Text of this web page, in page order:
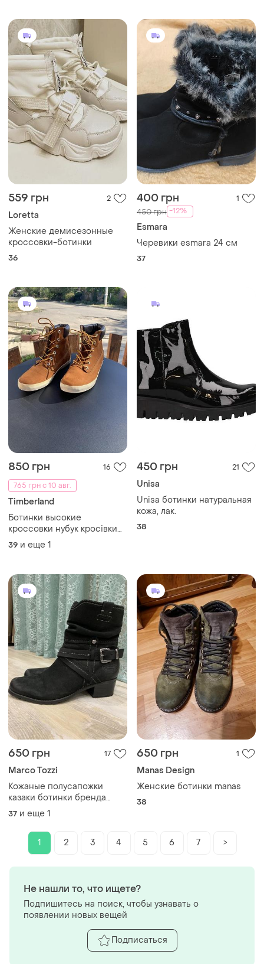
559 грн 2
Loretta
Женские демисезонные
кроссовки-ботинки
36
400 грн 1
450 грн -12%
Esmara
Черевики esmara 24 см
37
850 грн
16
765 грн с 10 авг.
Timberland
Ботинки высокие
кроссовки нубук кросівки
черевики
39 и еще 1
450 грн 21
Unisa
Unisa ботинки натуральная
кожа, лак.
38
650 грн 17
Marco Tozzi
Кожаные полусапожки
казаки ботинки бренда
37 и еще 1
650 грн 1
Manas Design
Женские ботинки manas
38
1 2 3 4 5 6 7 >
Не нашли то, что ищете?
Подпишитесь на поиск, чтобы узнавать о
появлении новых вещей
Подписаться